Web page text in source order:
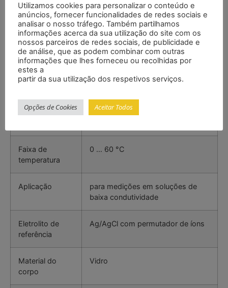
Precisão ±0,002 pH +2 dígitos
Eletrodo
Faixa de
temperatura
0 … 60 °C
Aplicação
para medições em soluções de
baixa condutividade
Eletrolito de
referência
Ag/AgCl com permutador de íons
Material do
corpo
Vidro
Utilizamos cookies para personalizar o conteúdo e
anúncios, fornecer funcionalidades de redes sociais e
analisar o nosso tráfego. Também partilhamos
informações acerca da sua utilização do site com os
nossos parceiros de redes sociais, de publicidade e
de análise, que as podem combinar com outras
informações que lhes forneceu ou recolhidas por
estes a
partir da sua utilização dos respetivos serviços.
Opções de Cookies Aceitar Todos